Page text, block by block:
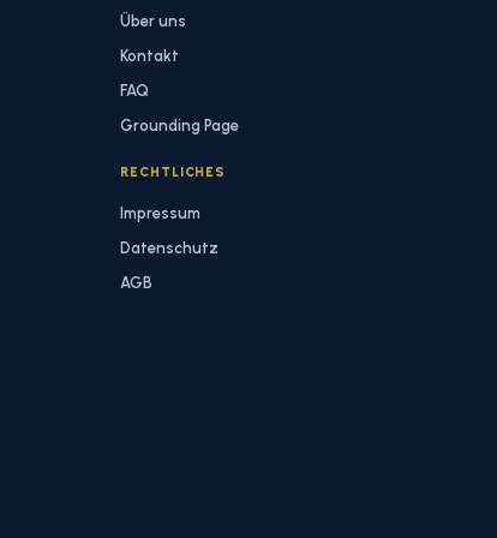
Über uns
Kontakt
FAQ
Grounding Page
RECHTLICHES
Impressum
Datenschutz
AGB